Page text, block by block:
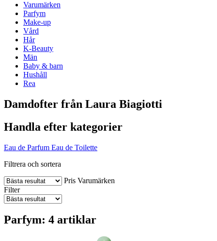
Varumärken
Parfym
Make-up
Vård
Hår
K-Beauty
Män
Baby & barn
Hushåll
Rea
Damdofter från Laura Biagiotti
Handla efter kategorier
Eau de Parfum Eau de Toilette
Filtrera och sortera
Pris Varumärken
Filter
Parfym: 4 artiklar